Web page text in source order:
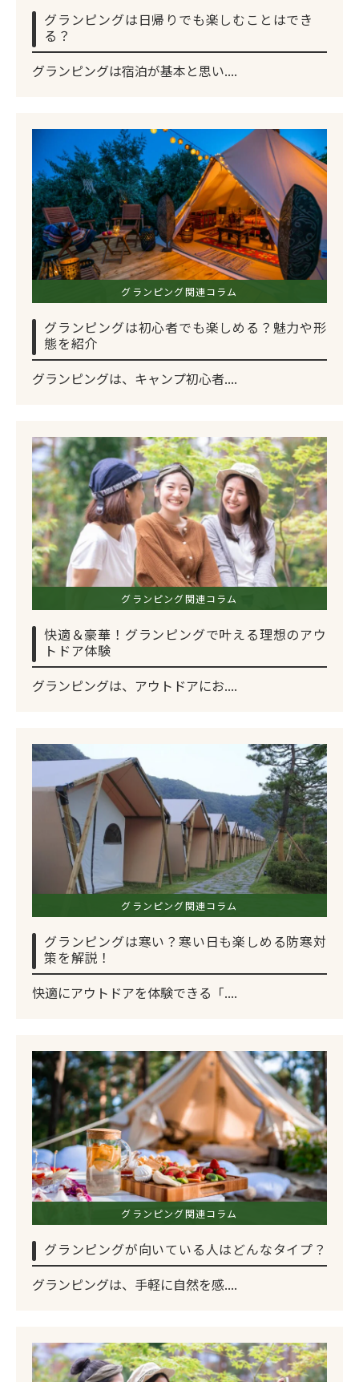
グランピングは日帰りでも楽しむことはでき
る？
グランピングは宿泊が基本と思い....
グランピング関連コラム
グランピングは初心者でも楽しめる？魅力や形
態を紹介
グランピングは、キャンプ初心者....
グランピング関連コラム
快適＆豪華！グランピングで叶える理想のアウ
トドア体験
グランピングは、アウトドアにお....
グランピング関連コラム
グランピングは寒い？寒い日も楽しめる防寒対
策を解説！
快適にアウトドアを体験できる「....
グランピング関連コラム
グランピングが向いている人はどんなタイプ？
グランピングは、手軽に自然を感....